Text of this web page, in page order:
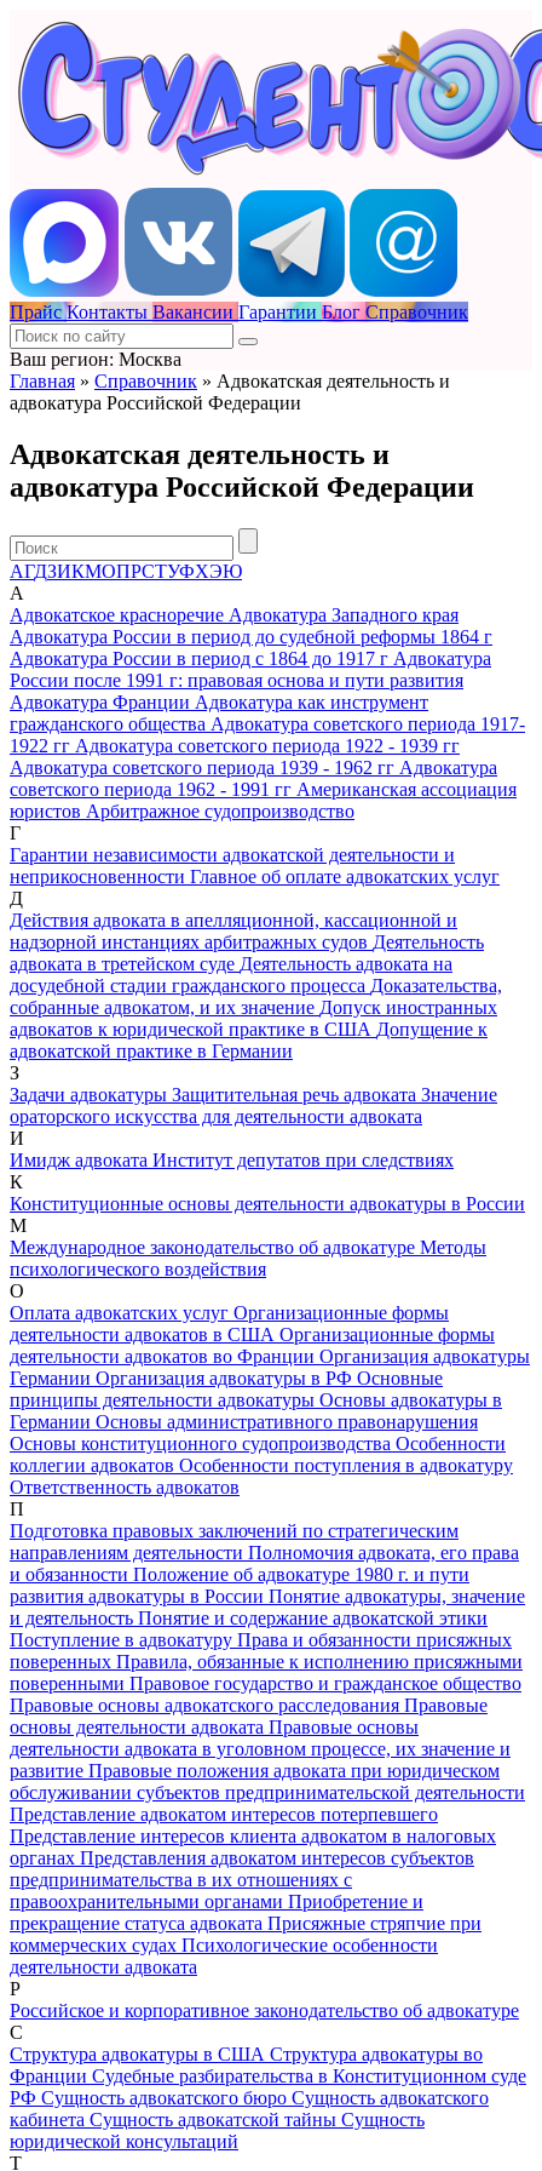
Прайс Контакты Вакансии Гарантии Блог Справочник
Ваш регион: Москва
Главная » Справочник » Адвокатская деятельность и
адвокатура Российской Федерации
Адвокатская деятельность и
адвокатура Российской Федерации
АГДЗИКМОПРСТУФХЭЮ
А
Адвокатское красноречие Адвокатура Западного края
Адвокатура России в период до судебной реформы 1864 г
Адвокатура России в период с 1864 до 1917 г Адвокатура
России после 1991 г: правовая основа и пути развития
Адвокатура Франции Адвокатура как инструмент
гражданского общества Адвокатура советского периода 1917-
1922 гг Адвокатура советского периода 1922 - 1939 гг
Адвокатура советского периода 1939 - 1962 гг Адвокатура
советского периода 1962 - 1991 гг Американская ассоциация
юристов Арбитражное судопроизводство
Г
Гарантии независимости адвокатской деятельности и
неприкосновенности Главное об оплате адвокатских услуг
Д
Действия адвоката в апелляционной, кассационной и
надзорной инстанциях арбитражных судов Деятельность
адвоката в третейском суде Деятельность адвоката на
досудебной стадии гражданского процесса Доказательства,
собранные адвокатом, и их значение Допуск иностранных
адвокатов к юридической практике в США Допущение к
адвокатской практике в Германии
З
Задачи адвокатуры Защитительная речь адвоката Значение
ораторского искусства для деятельности адвоката
И
Имидж адвоката Институт депутатов при следствиях
К
Конституционные основы деятельности адвокатуры в России
М
Международное законодательство об адвокатуре Методы
психологического воздействия
О
Оплата адвокатских услуг Организационные формы
деятельности адвокатов в США Организационные формы
деятельности адвокатов во Франции Организация адвокатуры
Германии Организация адвокатуры в РФ Основные
принципы деятельности адвокатуры Основы адвокатуры в
Германии Основы административного правонарушения
Основы конституционного судопроизводства Особенности
коллегии адвокатов Особенности поступления в адвокатуру
Ответственность адвокатов
П
Подготовка правовых заключений по стратегическим
направлениям деятельности Полномочия адвоката, его права
и обязанности Положение об адвокатуре 1980 г. и пути
развития адвокатуры в России Понятие адвокатуры, значение
и деятельность Понятие и содержание адвокатской этики
Поступление в адвокатуру Права и обязанности присяжных
поверенных Правила, обязанные к исполнению присяжными
поверенными Правовое государство и гражданское общество
Правовые основы адвокатского расследования Правовые
основы деятельности адвоката Правовые основы
деятельности адвоката в уголовном процессе, их значение и
развитие Правовые положения адвоката при юридическом
обслуживании субъектов предпринимательской деятельности
Представление адвокатом интересов потерпевшего
Представление интересов клиента адвокатом в налоговых
органах Представления адвокатом интересов субъектов
предпринимательства в их отношениях с
правоохранительными органами Приобретение и
прекращение статуса адвоката Присяжные стряпчие при
коммерческих судах Психологические особенности
деятельности адвоката
Р
Российское и корпоративное законодательство об адвокатуре
С
Структура адвокатуры в США Структура адвокатуры во
Франции Судебные разбирательства в Конституционном суде
РФ Сущность адвокатского бюро Сущность адвокатского
кабинета Сущность адвокатской тайны Сущность
юридической консультаций
Т